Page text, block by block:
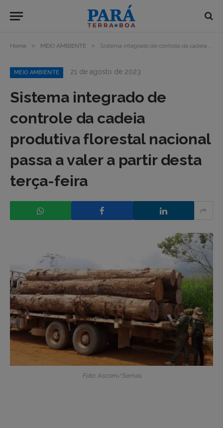
Home » MEIO AMBIENTE » Sistema integrado de controle da cadeia produtiva florestal nacional passa a valer a partir desta terça-feira
MEIO AMBIENTE 21 de agosto de 2023
Sistema integrado de
controle da cadeia
produtiva florestal nacional
passa a valer a partir desta
terça-feira
Foto: Ascom/Semas